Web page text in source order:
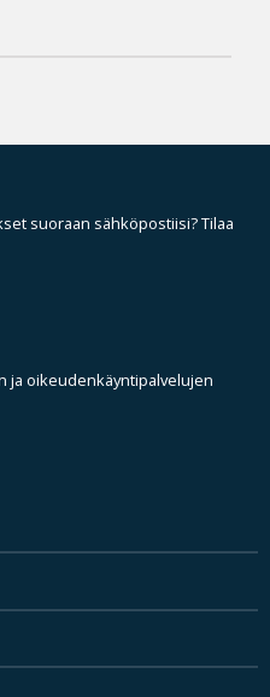
suoraan sähköpostiisi? Tilaa
ja oikeudenkäyntipalvelujen